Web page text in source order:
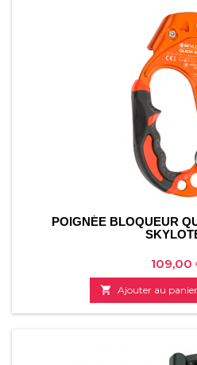
POIGNÉE BLOQUEUR
Prix
109,00
 Ajouter au panier